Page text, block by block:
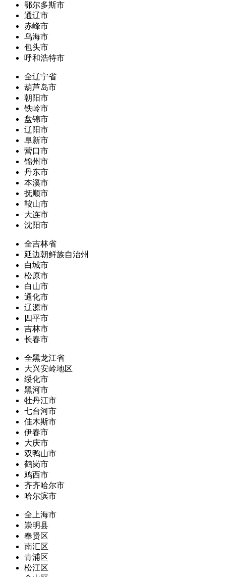
鄂尔多斯市
通辽市
赤峰市
乌海市
包头市
呼和浩特市
全辽宁省
葫芦岛市
朝阳市
铁岭市
盘锦市
辽阳市
阜新市
营口市
锦州市
丹东市
本溪市
抚顺市
鞍山市
大连市
沈阳市
全吉林省
延边朝鲜族自治州
白城市
松原市
白山市
通化市
辽源市
四平市
吉林市
长春市
全黑龙江省
大兴安岭地区
绥化市
黑河市
牡丹江市
七台河市
佳木斯市
伊春市
大庆市
双鸭山市
鹤岗市
鸡西市
齐齐哈尔市
哈尔滨市
全上海市
崇明县
奉贤区
南汇区
青浦区
松江区